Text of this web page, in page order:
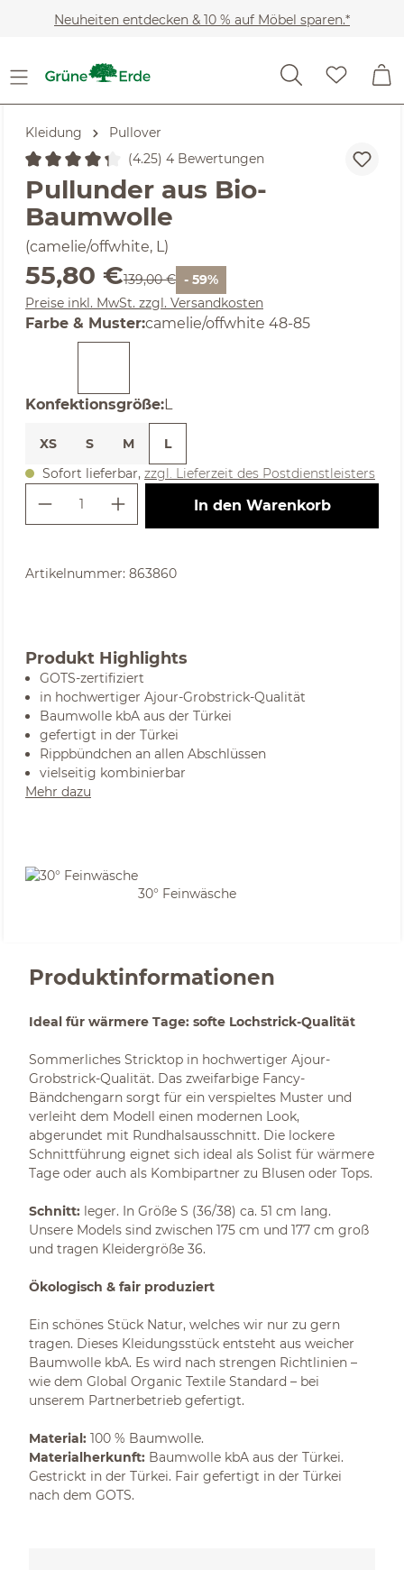
Zum Hauptinhalt springen
Neuheiten entdecken & 10 % auf Möbel sparen.*
Kleidung Pullover
Durchschnittliche Bewertung von 4.25 von 5 Sternen
(4.25) 4 Bewertungen
Pullunder aus Bio-
Baumwolle
(camelie/offwhite, L)
Verkaufspreis:
55,80 €Regulärer Preis:
139,00 € - 59%
Preise inkl. MwSt. zzgl. Versandkosten
Farbe & Musterauswählen
:camelie/offwhite 48-85
Konfektionsgrößeauswählen
:L
XS S M
L
Sofort lieferbar, zzgl. Lieferzeit des Postdienstleisters
Produkt Anzahl: Gib den
In den Warenkorb
Artikelnummer: 863860
Produkt Highlights
GOTS-zertifiziert
in hochwertiger Ajour-Grobstrick-Qualität
Baumwolle kbA aus der Türkei
gefertigt in der Türkei
Rippbündchen an allen Abschlüssen
vielseitig kombinierbar
Mehr dazu
30° Feinwäsche
Produktinformationen
Ideal für wärmere Tage: softe Lochstrick-Qualität
Sommerliches Stricktop in hochwertiger Ajour-
Grobstrick-Qualität. Das zweifarbige Fancy-
Bändchengarn sorgt für ein verspieltes Muster und
verleiht dem Modell einen modernen Look,
abgerundet mit Rundhalsausschnitt. Die lockere
Schnittführung eignet sich ideal als Solist für wärmere
Tage oder auch als Kombipartner zu Blusen oder Tops.
Schnitt: leger. In Größe S (36/38) ca. 51 cm lang.
Unsere Models sind zwischen 175 cm und 177 cm groß
und tragen Kleidergröße 36.
Ökologisch & fair produziert
Ein schönes Stück Natur, welches wir nur zu gern
tragen. Dieses Kleidungsstück entsteht aus weicher
Baumwolle kbA. Es wird nach strengen Richtlinien –
wie dem Global Organic Textile Standard – bei
unserem Partnerbetrieb gefertigt.
Material: 100 % Baumwolle.
Materialherkunft: Baumwolle kbA aus der Türkei.
Gestrickt in der Türkei. Fair gefertigt in der Türkei
nach dem GOTS.